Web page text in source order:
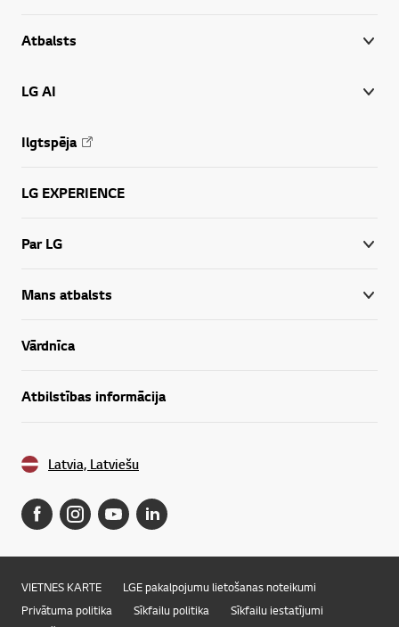
Atbalsts
LG AI
Ilgtspēja
LG EXPERIENCE
Par LG
Mans atbalsts
Vārdnīca
Atbilstības informācija
Latvia, Latviešu
VIETNES KARTE
LGE pakalpojumu lietošanas noteikumi
Privātuma politika
Sīkfailu politika
Sīkfailu iestatījumi